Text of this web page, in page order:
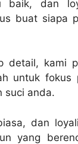
baik, dan
buat siapa
detail, kami
untuk fokus
suci anda.
dan
yang